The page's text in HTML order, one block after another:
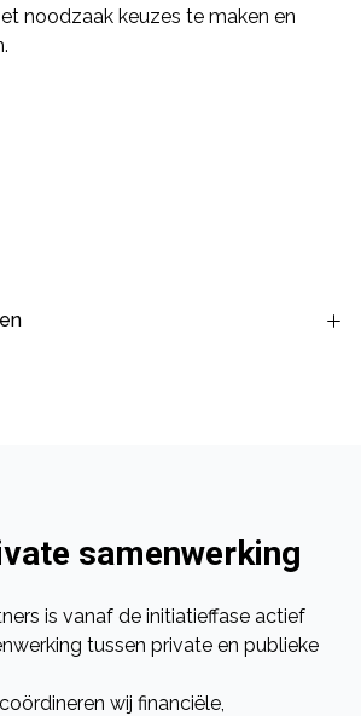
noodzaak keuzes te maken en
samenwerking
is vanaf de initiatieffase actief
tussen private en publieke
wij financiële,